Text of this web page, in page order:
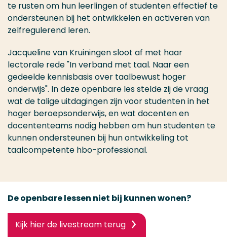
te rusten om hun leerlingen of studenten effectief te
ondersteunen bij het ontwikkelen en activeren van
zelfregulerend leren.
Jacqueline van Kruiningen sloot af met haar
lectorale rede "In verband met taal. Naar een
gedeelde kennisbasis over taalbewust hoger
onderwijs". In deze openbare les stelde zij de vraag
wat de talige uitdagingen zijn voor studenten in het
hoger beroepsonderwijs, en wat docenten en
docententeams nodig hebben om hun studenten te
kunnen ondersteunen bij hun ontwikkeling tot
taalcompetente hbo-professional.
De openbare lessen niet bij kunnen wonen?
Kijk hier de livestream terug